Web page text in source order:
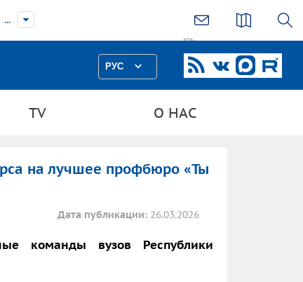
...
РУС
TV О НАС
на лучшее профбюро «Ты
Дата публикации: 26.03.2026
команды вузов Республики